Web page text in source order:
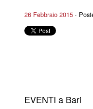
26 Febbraio 2015
EVENTI a Bari